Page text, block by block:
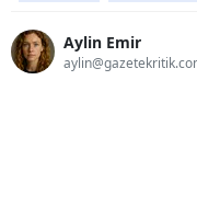
Aylin Emir